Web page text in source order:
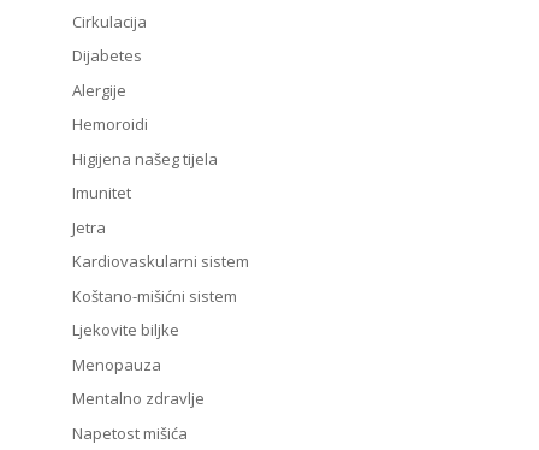
Cirkulacija
Dijabetes
Alergije
Hemoroidi
Higijena našeg tijela
Imunitet
Jetra
Kardiovaskularni sistem
Koštano-mišićni sistem
Ljekovite biljke
Menopauza
Mentalno zdravlje
Napetost mišića